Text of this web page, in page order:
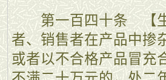
第一百四十条 【生
者、销售者在产品中掺
或者以不合格产品冒充